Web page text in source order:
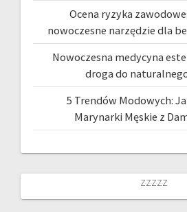
Ocena ryzyka
nowoczesne narzędzie dla
Nowoczesna medycyna
droga do
5 Trendów Modowych:
Marynarki Męskie z
zzzzz